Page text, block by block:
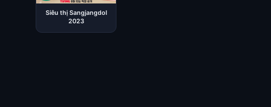
Siêu thị Sangjangdol
2023